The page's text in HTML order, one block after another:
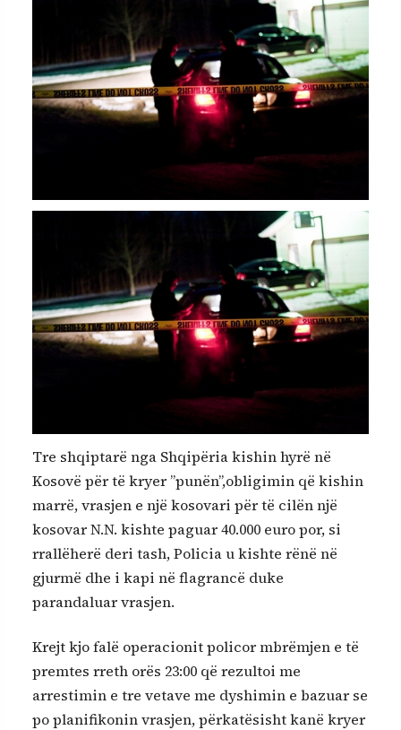
Tre shqiptarë nga Shqipëria kishin hyrë në
Kosovë për të kryer ”punën”,obligimin që kishin
marrë, vrasjen e një kosovari për të cilën një
kosovar N.N. kishte paguar 40.000 euro por, si
rrallëherë deri tash, Policia u kishte rënë në
gjurmë dhe i kapi në flagrancë duke
parandaluar vrasjen.
Krejt kjo falë operacionit policor mbrëmjen e të
premtes rreth orës 23:00 që rezultoi me
arrestimin e tre vetave me dyshimin e bazuar se
po planifikonin vrasjen, përkatësisht kanë kryer